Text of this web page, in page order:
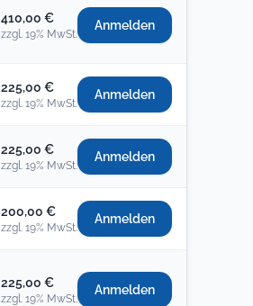
410,00 €
zzgl. 19% MwSt.
Anmelden
225,00 €
zzgl. 19% MwSt.
Anmelden
225,00 €
zzgl. 19% MwSt.
Anmelden
200,00 €
zzgl. 19% MwSt.
Anmelden
225,00 €
zzgl. 19% MwSt.
Anmelden